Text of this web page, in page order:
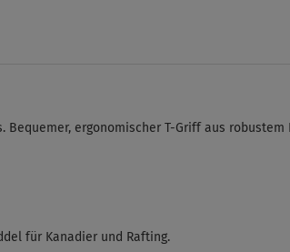
Bequemer, ergonomischer T-Griff aus robustem
für Kanadier und Rafting.